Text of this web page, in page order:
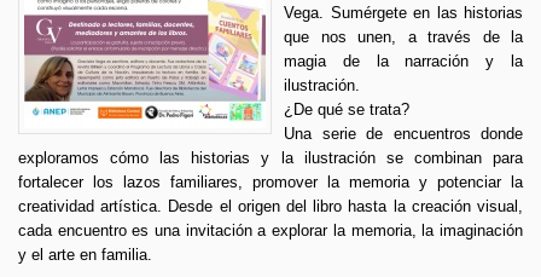
Vega. Sumérgete en las historias
que nos unen, a través de la
magia de la narración y la
ilustración.
¿De qué se trata?
Una serie de encuentros donde
exploramos cómo las historias y la ilustración se combinan para
fortalecer los lazos familiares, promover la memoria y potenciar la
creatividad artística. Desde el origen del libro hasta la creación visual,
cada encuentro es una invitación a explorar la memoria, la imaginación
y el arte en familia.